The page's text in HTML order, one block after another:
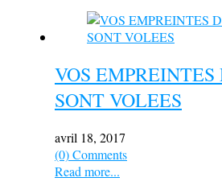
VOS
SONT VOLEES
avril 18, 2017
(0) Comments
Read more...